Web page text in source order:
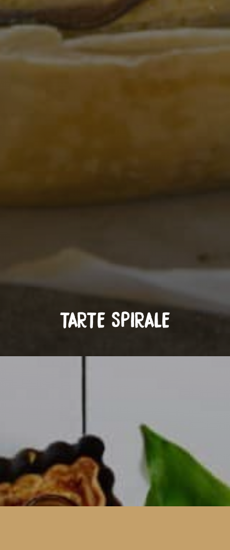
TARTE SPIRALE